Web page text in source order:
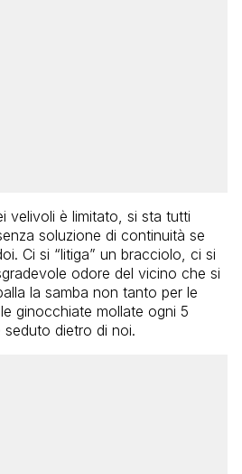
velivoli è limitato, si sta tutti
soluzione di continuità se
Ci si “litiga” un bracciolo, ci si
odore del vicino che si
la samba non tanto per le
ginocchiate mollate ogni 5
dietro di noi.